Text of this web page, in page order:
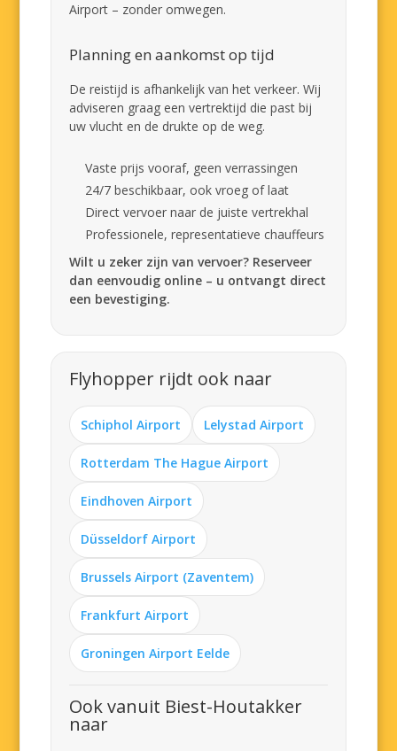
Airport – zonder omwegen.
Planning en aankomst op tijd
De reistijd is afhankelijk van het verkeer. Wij
adviseren graag een vertrektijd die past bij
uw vlucht en de drukte op de weg.
Vaste prijs vooraf, geen verrassingen
24/7 beschikbaar, ook vroeg of laat
Direct vervoer naar de juiste vertrekhal
Professionele, representatieve chauffeurs
Wilt u zeker zijn van vervoer? Reserveer
dan eenvoudig online – u ontvangt direct
een bevestiging.
Flyhopper rijdt ook naar
Schiphol Airport Lelystad Airport
Rotterdam The Hague Airport
Eindhoven Airport
Düsseldorf Airport
Brussels Airport (Zaventem)
Frankfurt Airport
Groningen Airport Eelde
Ook vanuit Biest-Houtakker
naar